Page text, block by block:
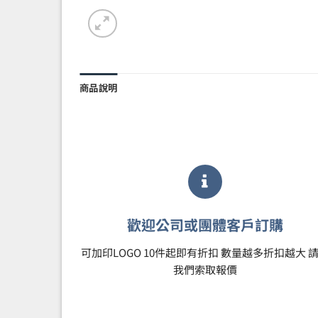
商品說明
歡迎公司或團體客戶訂購
可加印LOGO 10件起即有折扣 數量越多折扣越大
我們索取報價